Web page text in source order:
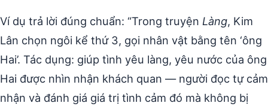
Ví dụ trả lời đúng chuẩn: “Trong truyện Làng, Kim
Lân chọn ngôi kể thứ 3, gọi nhân vật bằng tên ‘ông
Hai’. Tác dụng: giúp tình yêu làng, yêu nước của ông
Hai được nhìn nhận khách quan — người đọc tự cảm
nhận và đánh giá giá trị tình cảm đó mà không bị